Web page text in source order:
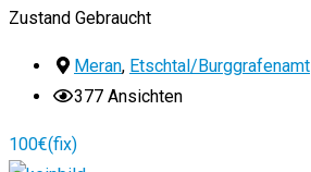
Zustand Gebraucht
Meran, Etschtal/Burggrafenamt
377 Ansichten
100€(fix)